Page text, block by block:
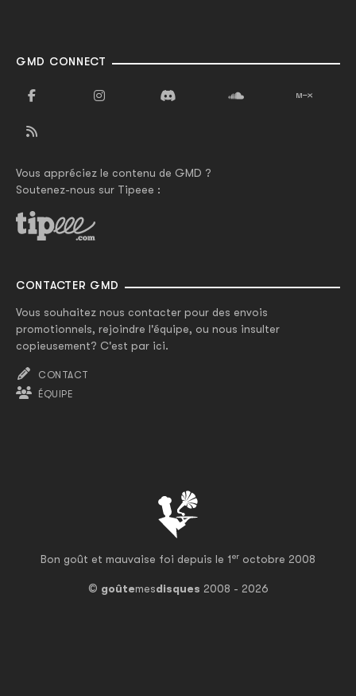
Bon goût et mauvaise foi depuis le 1er octobre 2008
© goûtemesdisques 2008 - 2026
GMD CONNECT
Vous appréciez le contenu de GMD ?
Soutenez-nous sur Tipeee :
CONTACTER GMD
Vous souhaitez nous contacter pour des envois
promotionnels, rejoindre l'équipe, ou nous insulter
copieusement? C'est par ici.
CONTACT
ÉQUIPE